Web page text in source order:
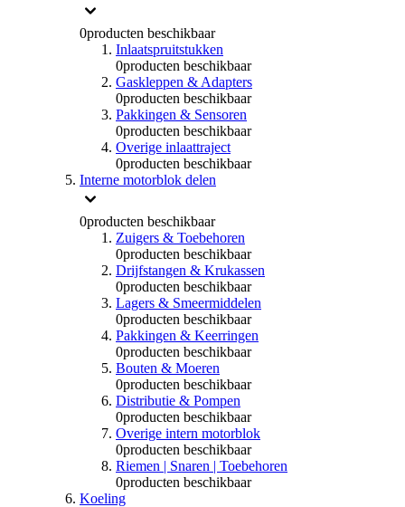
0producten beschikbaar
Inlaatspruitstukken
0producten beschikbaar
Gaskleppen & Adapters
0producten beschikbaar
Pakkingen & Sensoren
0producten beschikbaar
Overige inlaattraject
0producten beschikbaar
Interne motorblok delen
0producten beschikbaar
Zuigers & Toebehoren
0producten beschikbaar
Drijfstangen & Krukassen
0producten beschikbaar
Lagers & Smeermiddelen
0producten beschikbaar
Pakkingen & Keerringen
0producten beschikbaar
Bouten & Moeren
0producten beschikbaar
Distributie & Pompen
0producten beschikbaar
Overige intern motorblok
0producten beschikbaar
Riemen | Snaren | Toebehoren
0producten beschikbaar
Koeling